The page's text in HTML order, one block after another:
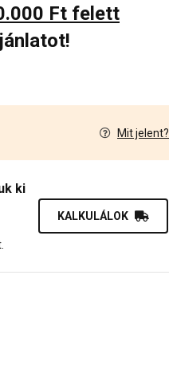
Ft felett
Mit jelent?
ki
KALKULÁLOK